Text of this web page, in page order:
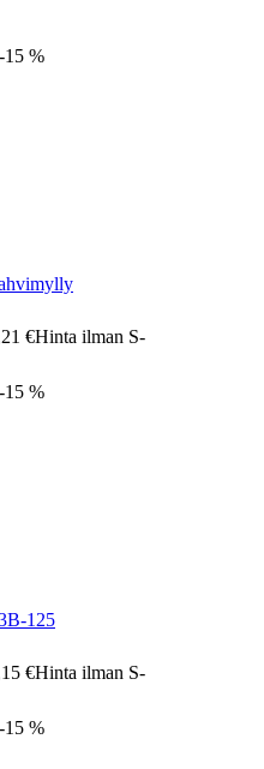
-15 %
€Hinta ilman S-
-15 %
125
€Hinta ilman S-
-15 %